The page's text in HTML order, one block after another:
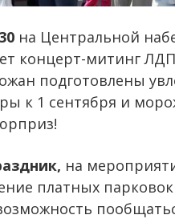
на Центральной
концерт-митинг
подготовлены
к 1 сентября и
на
платных